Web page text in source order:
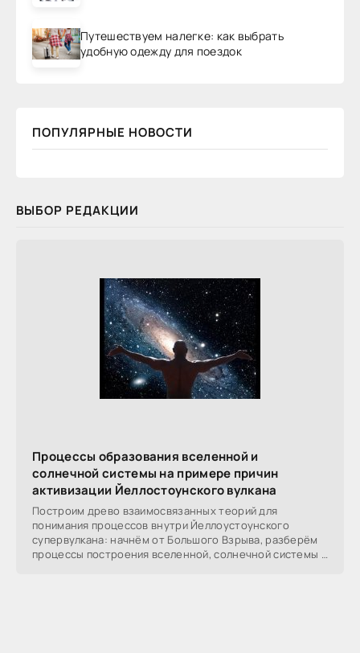
Путешествуем налегке: как выбрать
удобную одежду для поездок
ПОПУЛЯРНЫЕ НОВОСТИ
ВЫБОР РЕДАКЦИИ
Процессы образования вселенной и
солнечной системы на примере причин
активизации Йеллостоунского вулкана
Построим древо взаимосвязанных теорий для
понимания процессов внутри Йеллоустоунского
супервулкана: начнём от Большого Взрыва, разберём
процессы построения вселенной, солнечной системы в